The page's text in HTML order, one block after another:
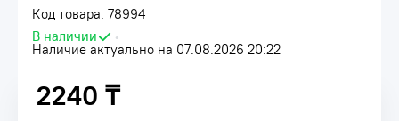
Код товара: 78994
В наличии
•
Наличие актуально на 07.08.2026 20:22
2240 ₸
2240 ₸